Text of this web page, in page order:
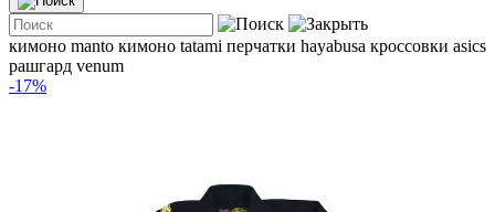
кимоно manto кимоно tatami перчатки hayabusa кроссовки asics
рашгард venum
-17%